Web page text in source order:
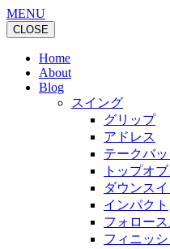
MENU
CLOSE
Home
About
Blog
スイング
グリップ
アドレス
テークバッ
トップオ
ダウンス
インパクト
フォロー
フィニッシ